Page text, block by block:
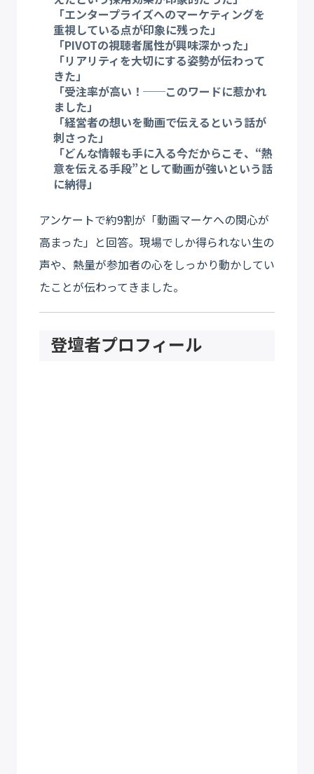
「エンタープライズへのマーケティングを
重視している点が印象に残った」
「PIVOTの視聴者属性が興味深かった」
「リアリティを大切にする姿勢が伝わって
きた」
「受注率が高い！──このワードに惹かれ
ました」
「経営者の想いを動画で伝えるという話が
刺さった」
「どんな情報も手に入る今だからこそ、“熱
意を伝える手段”として動画が強いという話
に納得」
アンケートで約9割が「動画マーケへの関心が
高まった」と回答。現場でしか得られない生の
声や、熱量が参加者の心をしっかり動かしてい
たことが伝わってきました。
登壇者プロフィール